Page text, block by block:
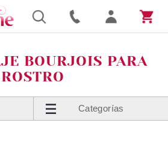
BOURJOIS PARA
ROSTRO
Categorías